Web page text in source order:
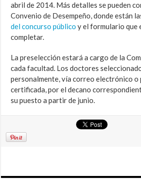
abril de 2014. Más detalles se pueden
Convenio de Desempeño, donde están
del concurso público y el formulario que
completar.
La preselección estará a cargo de la
cada facultad. Los doctores
personalmente, vía correo electrónico o
certificada, por el decano
su puesto a partir de junio.